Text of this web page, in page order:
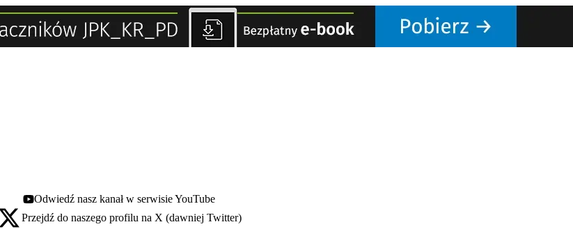
Youtube - otwiera się w nowej karcie
Odwiedź nasz kanał w serwisie YouTube
X - otwiera się w nowej karcie
Przejdź do naszego profilu na X (dawniej Twitter)